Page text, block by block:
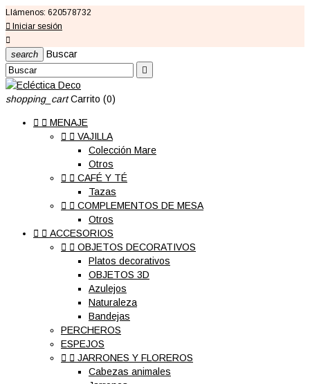
Llámenos: 620578732
 Iniciar sesión

search Buscar

shopping_cart Carrito (0)
  MENAJE
  VAJILLA
Colección Mare
Otros
  CAFÉ Y TÉ
Tazas
  COMPLEMENTOS DE MESA
Otros
  ACCESORIOS
  OBJETOS DECORATIVOS
Platos decorativos
OBJETOS 3D
Azulejos
Naturaleza
Bandejas
PERCHEROS
ESPEJOS
  JARRONES Y FLOREROS
Cabezas animales